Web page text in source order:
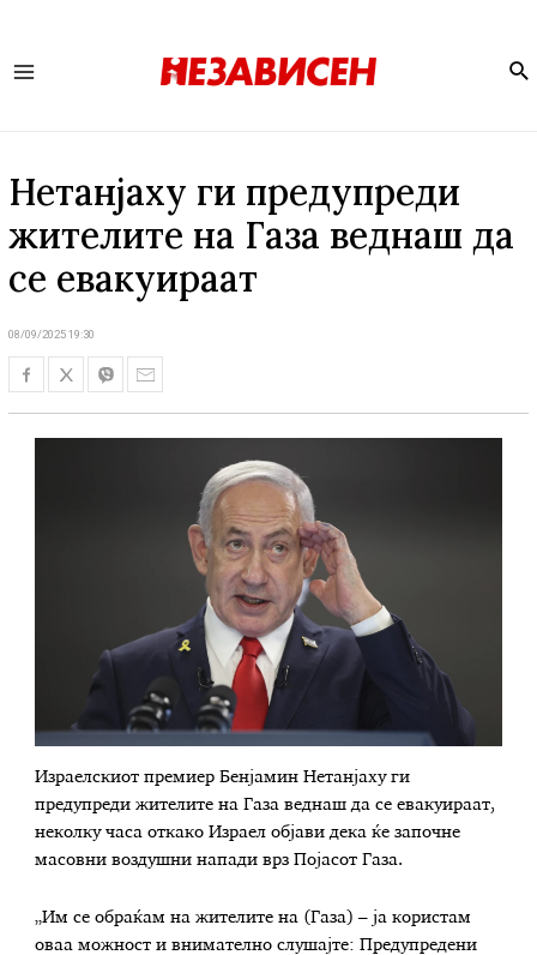
Нетанјаху ги предупреди
жителите на Газа веднаш да
се евакуираат
08/09/2025 19:30
Израелскиот премиер Бенјамин Нетанјаху ги
предупреди жителите на Газа веднаш да се евакуираат,
неколку часа откако Израел објави дека ќе започне
масовни воздушни напади врз Појасот Газа.
„Им се обраќам на жителите на (Газа) – ја користам
оваа можност и внимателно слушајте: Предупредени